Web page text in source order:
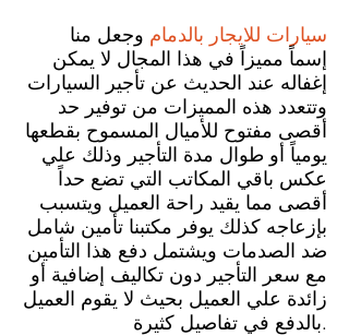
سيارات للايجار بالدمام وجعل منا
إسماً مميزاً في هذا المجال لا يمكن
إغفاله عند الحديث عن تأجير السيارات
وتتعدد هذه المميزات من توفير حد
أقصى مفتوح للأميال المسموح بقطعها
يومياً أو طوال مدة التأجير وذلك علي
عكس باقي المكاتب التي تضع حداً
أقصى مما يقيد راحة العميل ويتسبب
بإزعاجه كذلك يوفر مكتبنا تأمين شامل
ضد الصدمات ويشتمل دفع هذا التأمين
مع سعر التأجير دون تكاليف إضافية أو
زائدة علي العميل بحيث لا يقوم العميل
بالدفع في تفاصيل كثيرة.